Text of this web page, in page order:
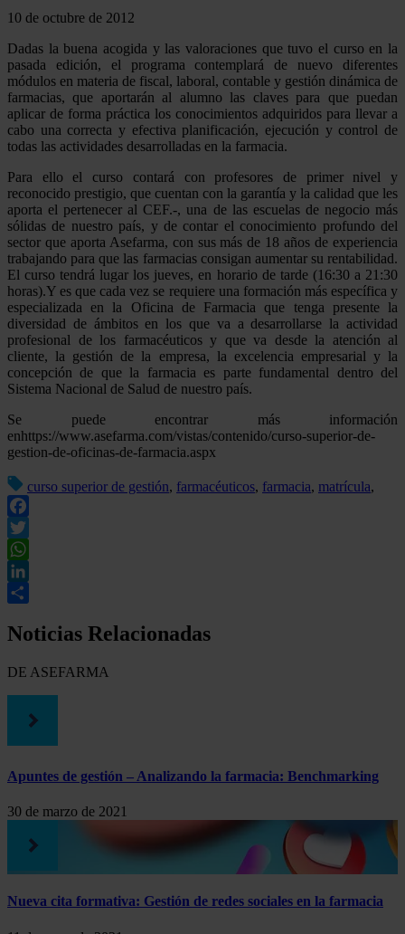
10 de octubre de 2012
Dadas la buena acogida y las valoraciones que tuvo el curso en la
pasada edición, el programa contemplará de nuevo diferentes
módulos en materia de fiscal, laboral, contable y gestión dinámica de
farmacias, que aportarán al alumno las claves para que puedan
aplicar de forma práctica los conocimientos adquiridos para llevar a
cabo una correcta y efectiva planificación, ejecución y control de
todas las actividades desarrolladas en la farmacia.
Para ello el curso contará con profesores de primer nivel y
reconocido prestigio, que cuentan con la garantía y la calidad que les
aporta el pertenecer al CEF.-, una de las escuelas de negocio más
sólidas de nuestro país, y de contar el conocimiento profundo del
sector que aporta Asefarma, con sus más de 18 años de experiencia
trabajando para que las farmacias consigan aumentar su rentabilidad.
El curso tendrá lugar los jueves, en horario de tarde (16:30 a 21:30
horas).Y es que cada vez se requiere una formación más específica y
especializada en la Oficina de Farmacia que tenga presente la
diversidad de ámbitos en los que va a desarrollarse la actividad
profesional de los farmacéuticos y que va desde la atención al
cliente, la gestión de la empresa, la excelencia empresarial y la
concepción de que la farmacia es parte fundamental dentro del
Sistema Nacional de Salud de nuestro país.
Se puede encontrar más información
enhttps://www.asefarma.com/vistas/contenido/curso-superior-de-
gestion-de-oficinas-de-farmacia.aspx
curso superior de gestión, farmacéuticos, farmacia, matrícula,
Facebook
Twitter
WhatsApp
LinkedIn
Noticias Relacionadas
DE ASEFARMA
Apuntes de gestión – Analizando la farmacia: Benchmarking
30 de marzo de 2021
Nueva cita formativa: Gestión de redes sociales en la farmacia